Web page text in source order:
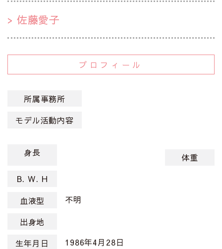
佐藤愛子
プロフィール
所属事務所
モデル活動内容
身長
体重
B. W. H
血液型
不明
出身地
生年月日
1986年4月28日